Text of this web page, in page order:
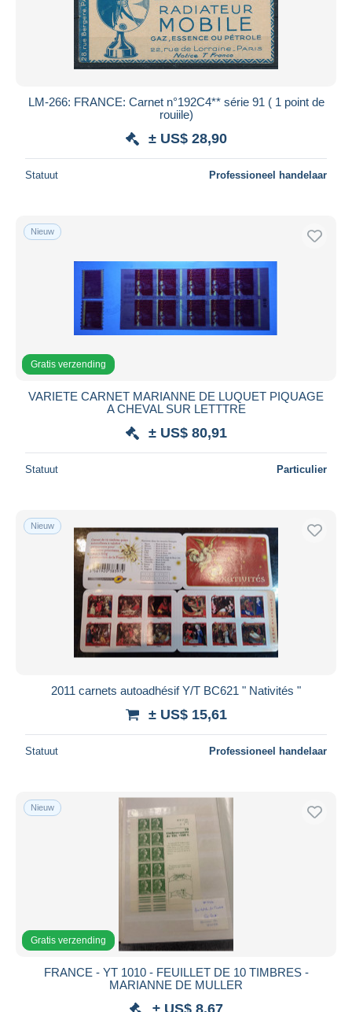
LM-266: FRANCE: Carnet n°192C4** série 91 ( 1 point de
rouiile)
± US$ 28,90
Statuut Professioneel handelaar
Nieuw
Gratis verzending
VARIETE CARNET MARIANNE DE LUQUET PIQUAGE
A CHEVAL SUR LETTTRE
± US$ 80,91
Statuut Particulier
Nieuw
2011 carnets autoadhésif Y/T BC621 " Nativités "
± US$ 15,61
Statuut Professioneel handelaar
Nieuw
Gratis verzending
FRANCE - YT 1010 - FEUILLET DE 10 TIMBRES -
MARIANNE DE MULLER
± US$ 8,67